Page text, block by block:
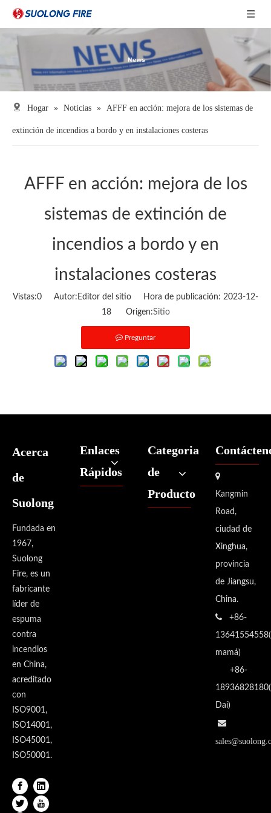
Hogar » Noticias » AFFF en acción: mejora de los sistemas de
extinción de incendios a bordo y en instalaciones costeras
AFFF en acción: mejora de los
sistemas de extinción de
incendios a bordo y en
instalaciones costeras
Vistas:0 Autor:Editor del sitio Hora de publicación: 2023-12-
18 Origen:Sitio
Preguntar
Acerca
de
Suolong
Fundada en
1967,
Suolong
Fire, es un
fabricante
líder de
espuma
contra
incendios
en China,
acreditado
con
ISO9001,
ISO14001,
ISO45001,
ISO50001.
Enlaces
Rápidos
Categoria
de
Producto

Kangmin
Road,
ciudad de
Xinghua,
provincia
de Jiangsu,
China.
 +86-
mamá)
+86-
Dai)
